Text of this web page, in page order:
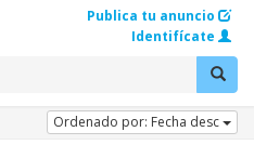
Publica tu anuncio
Identifícate
Ordenado por: Fecha desc